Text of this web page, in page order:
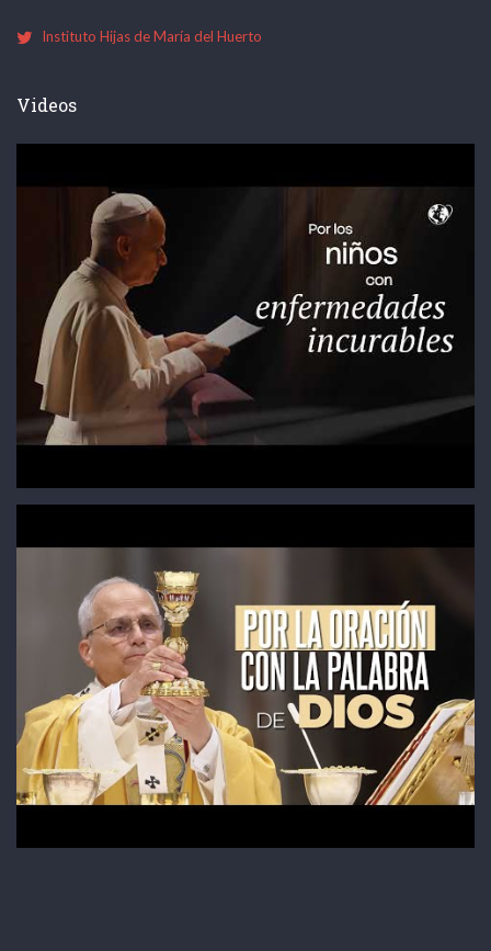
Instituto Hijas de María del Huerto
Videos